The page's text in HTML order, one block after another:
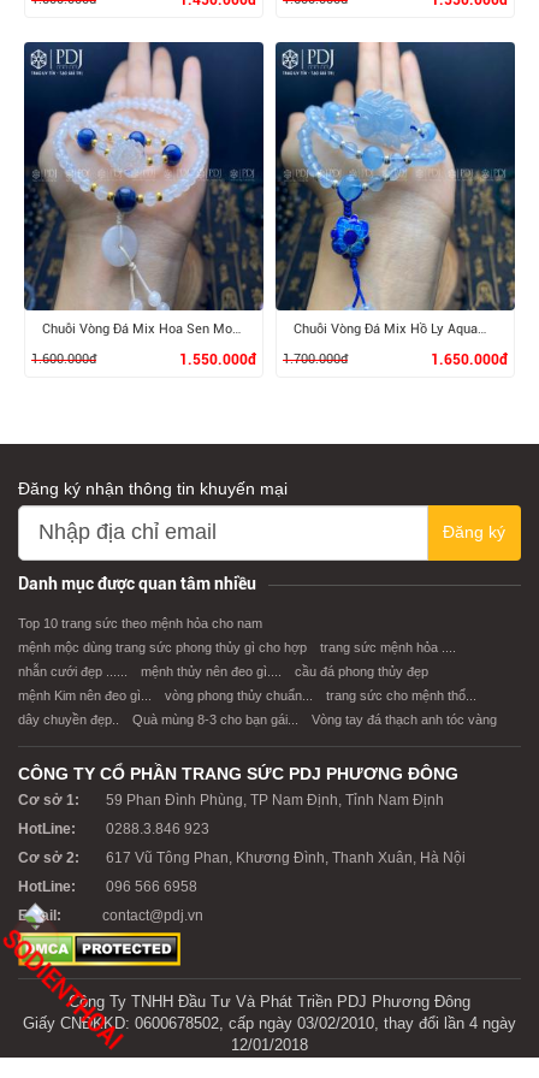
XEM CHI TIẾT XEM CHI TIẾT
Chuỗi Vòng Đá Mix Hoa Sen Moonstone
1.600.000đ
1.550.000đ
Chuỗi Vòng Đá Mix Hồ Ly Aquamarine
1.700.000đ
1.650.000đ
Đăng ký nhận thông tin khuyến mại
Đăng ký
Danh mục được quan tâm nhiều
Top 10 trang sức theo mệnh hỏa cho nam
mệnh mộc dùng trang sức phong thủy gì cho hợp
trang sức mệnh hỏa ....
nhẫn cưới đẹp ......
mệnh thủy nên đeo gì....
cầu đá phong thủy đẹp
mệnh Kim nên đeo gì...
vòng phong thủy chuẩn...
trang sức cho mệnh thổ...
dây chuyền đẹp..
Quà mùng 8-3 cho bạn gái... Vòng tay đá thạch anh tóc vàng
CÔNG TY CỔ PHẦN TRANG SỨC PDJ PHƯƠNG ĐÔNG
Cơ sở 1:
59 Phan Đình Phùng, TP Nam Định, Tỉnh Nam Định
HotLine:
0288.3.846 923
Cơ sở 2:
617 Vũ Tông Phan, Khương Đình, Thanh Xuân, Hà Nội
HotLine:
096 566 6958
Email:
contact@pdj.vn
Công Ty TNHH Đầu Tư Và Phát Triền PDJ Phương Đông
Giấy CNĐKKD: 0600678502, cấp ngày 03/02/2010, thay đổi lần 4 ngày
12/01/2018